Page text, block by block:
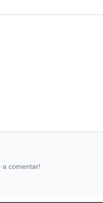
a comentar!